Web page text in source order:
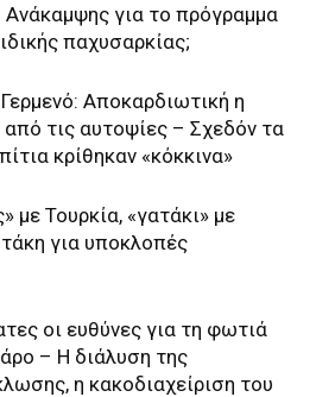
Ανάκαμψης για το πρόγραμμα
παχυσαρκίας;
Αποκαρδιωτική η
από τις αυτοψίες – Σχεδόν τα
κρίθηκαν «κόκκινα»
με Τουρκία, «γατάκι» με
για υποκλοπές
οι ευθύνες για τη φωτιά
– Η διάλυση της
η κακοδιαχείριση του